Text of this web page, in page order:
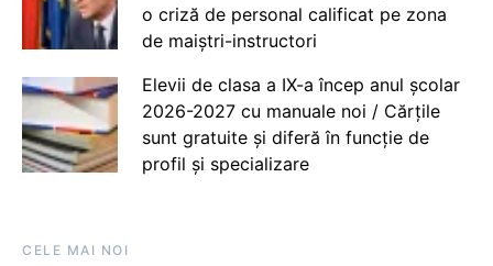
o criză de personal calificat pe zona
de maiștri-instructori
Elevii de clasa a IX-a încep anul școlar
2026-2027 cu manuale noi / Cărțile
sunt gratuite și diferă în funcție de
profil și specializare
CELE MAI NOI